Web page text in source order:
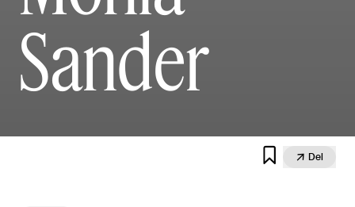
Sander
  Del